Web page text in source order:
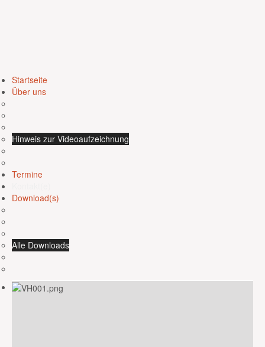
Startseite
Über uns
Hinweis zur Videoaufzeichnung
Termine
Download(s)
Alle Downloads